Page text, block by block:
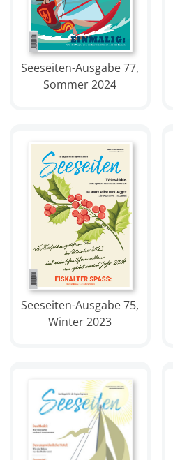
Seeseiten-Ausgabe 77,
Sommer 2024
Seeseiten-Ausgabe 75,
Winter 2023